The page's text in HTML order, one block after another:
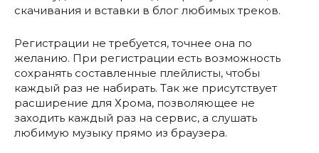
скачивания и вставки в блог любимых треков.
Регистрации не требуется, точнее она по
желанию. При регистрации есть возможность
сохранять составленные плейлисты, чтобы
каждый раз не набирать. Так же присутствует
расширение для Хрома, позволяющее не
заходить каждый раз на сервис, а слушать
любимую музыку прямо из браузера.